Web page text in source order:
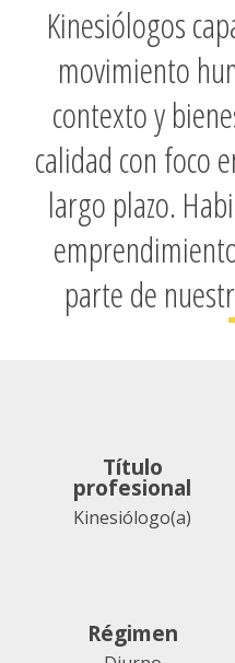
Kinesiólogos
movimiento
contexto y
calidad con foco
largo plazo.
parte de
Título
profesional
Kinesiólogo(a)
Régimen